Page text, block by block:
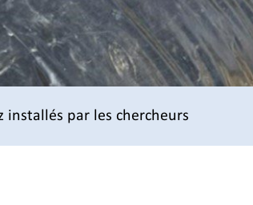
installés par les chercheurs